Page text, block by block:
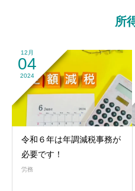
所
12月
04
2024
令和６年は年調減税事務が
必要です！
労務